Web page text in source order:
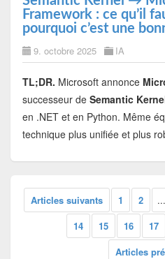
Framework : ce qu’il
pourquoi c’est une
9. octobre 2025 IA
TL;DR. Microsoft annonce
successeur de Semantic
en .NET et en Python. Même
technique plus unifiée et plus
Articles suivants 1 2 ...
14
15 16 17
Articles